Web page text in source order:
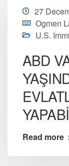
27
Ogmen
U.S.
ABD
Read more